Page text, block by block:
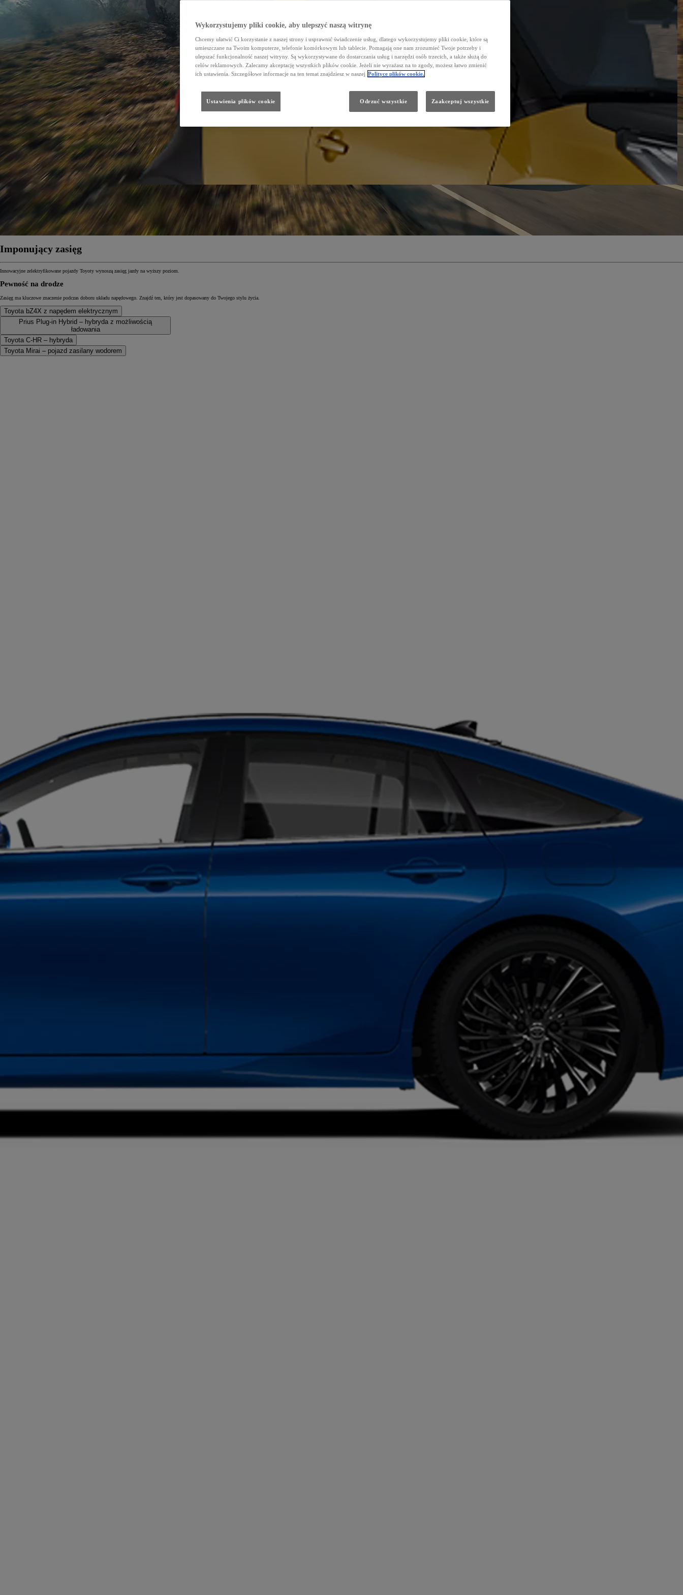
Imponujący zasięg
Innowacyjne zelektryfikowane pojazdy Toyoty wynoszą zasięg jazdy na wyższy poziom.
Pewność na drodze
Zasięg ma kluczowe znaczenie podczas doboru układu napędowego. Znajdź ten, który jest dopasowany do Twojego stylu życia.
Toyota bZ4X z napędem elektrycznym
Prius Plug-in Hybrid – hybryda z możliwością
ładowania
Toyota C-HR – hybryda
Toyota Mirai – pojazd zasilany wodorem
Wykorzystujemy pliki cookie, aby ulepszyć naszą witrynę
Chcemy ułatwić Ci korzystanie z naszej strony i usprawnić świadczenie usług, dlatego wykorzystujemy pliki cookie, które są
umieszczane na Twoim komputerze, telefonie komórkowym lub tablecie. Pomagają one nam zrozumieć Twoje potrzeby i
ulepszać funkcjonalność naszej witryny. Są wykorzystywane do dostarczania usług i narzędzi osób trzecich, a także służą do
celów reklamowych. Zalecamy akceptację wszystkich plików cookie. Jeżeli nie wyrażasz na to zgody, możesz łatwo zmienić
ich ustawienia. Szczegółowe informacje na ten temat znajdziesz w naszej Polityce plików cookie.
Odrzuć wszystkie Zaakceptuj wszystkie
Ustawienia plików cookie